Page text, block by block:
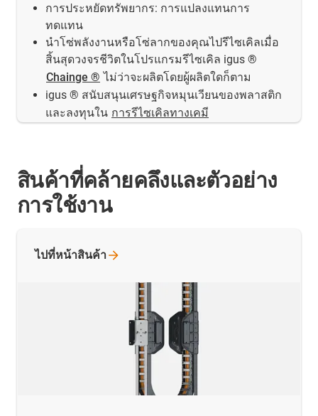
การประหยัดทรัพยากร: การแปลงแทนการ
ทดแทน
นำโซ่พลังงานหรือโซ่ลากของคุณไปรีไซเคิลเมื่อ
สิ้นสุดวงจรชีวิตในโปรแกรมรีไซเคิล igus ®
Chainge ® ไม่ว่าจะผลิตโดยผู้ผลิตใดก็ตาม
igus ® สนับสนุนเศรษฐกิจหมุนเวียนของพลาสติก
และลงทุนใน การรีไซเคิลทางเคมี
สินค้าที่คล้ายคลึงและตัวอย่าง
การใช้งาน
ไปที่หน้าสินค้า